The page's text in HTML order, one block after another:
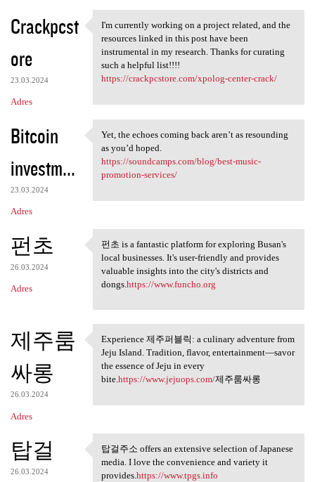
Crackpcst
ore
23.03.2024
Adres
I'm currently working on a
I'm currently working on a project related, and the
resources linked in this post have been
instrumental in my research. Thanks for curating
such a helpful list!!!!
https://crackpcstore.com/xpolog-center-crack/
Bitcoin
investm...
23.03.2024
Adres
Yet, the echoes coming back
Yet, the echoes coming back aren’t as resounding
as you’d hoped.
https://soundcamps.com/blog/best-music-
promotion-services/
펀초
26.03.2024
Adres
펀초 is a fantastic platform
펀초 is a fantastic platform for exploring Busan's
local businesses. It's user-friendly and provides
valuable insights into the city's districts and
dongs. https://www.funcho.org
제주룸
싸롱
26.03.2024
Adres
Experience 제주퍼블릭: a culinary
Experience 제주퍼블릭: a culinary adventure from
Jeju Island. Tradition, flavor, entertainment—savor
the essence of Jeju in every
bite.https://www.jejuops.com/제주룸싸롱
탑걸
26.03.2024
탑걸주소 offers an extensive
탑걸주소 offers an extensive selection of Japanese
media. I love the convenience and variety it
provides.https://www.tpgs.info